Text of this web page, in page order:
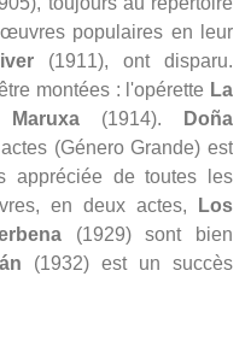
populaires en leur
(1911), ont disparu.
montées : l'opérette La
Maruxa (1914).
Doña
(Género Grande) est
appréciée de toutes les
en deux actes,
Los
(1929) sont bien
(1932) est un succès